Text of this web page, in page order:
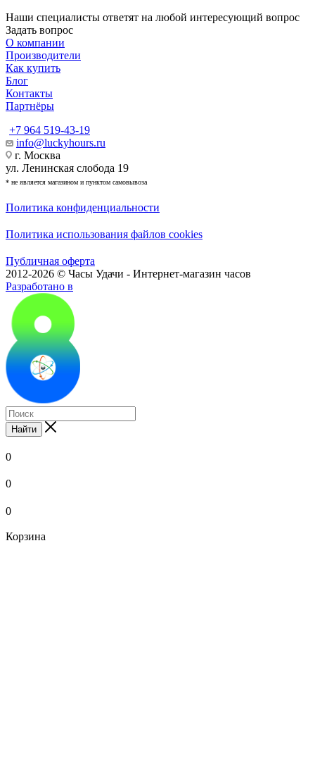
Наши специалисты ответят на любой интересующий вопрос
Задать вопрос
О компании
Производители
Как купить
Блог
Контакты
Партнёры
+7 964 519-43-19
info@luckyhours.ru
г. Москва
ул. Ленинская слобода 19
* не является магазином и пунктом самовывоза
Политика конфиденциальности
Политика использования файлов cookies
Публичная оферта
2012-2026 © Часы Удачи - Интернет-магазин часов
Разработано в
Найти
0
0
0
Корзина